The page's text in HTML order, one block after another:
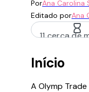
PorAna Carolina
Editado porAna
11 cerca de
Início
A Olymp